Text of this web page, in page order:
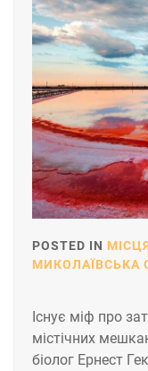
POSTED IN
МИКОЛАЇВСЬКА
Існує міф про
містічних
біолог Ернест